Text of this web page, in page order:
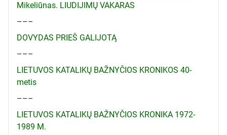
Mikeliūnas. LIUDIJIMŲ VAKARAS
–––
DOVYDAS PRIEŠ GALIJOTĄ
–––
LIETUVOS KATALIKŲ BAŽNYČIOS KRONIKOS 40-
metis
–––
LIETUVOS KATALIKŲ BAŽNYČIOS KRONIKA 1972-
1989 M.